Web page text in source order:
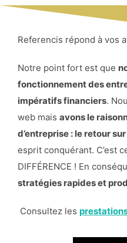
Referencis répond à vos
Notre point fort est que
fonctionnement des
impératifs financiers.
web mais avons le
d’entreprise : le retour
esprit conquérant. C’est
DIFFÉRENCE ! En
stratégies rapides et
Consultez les